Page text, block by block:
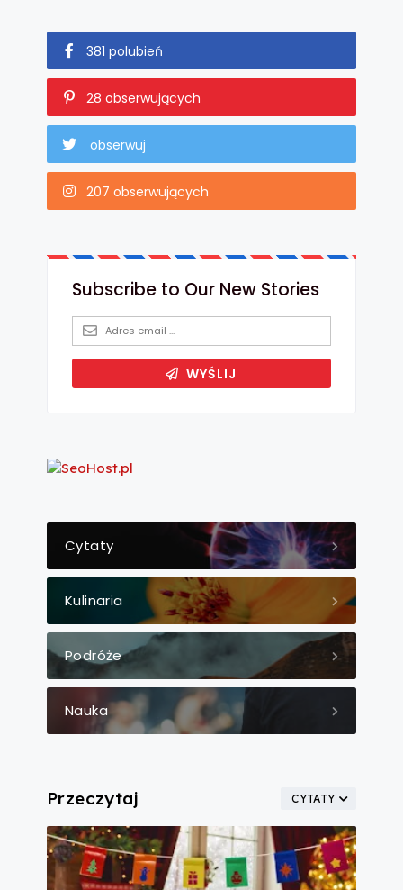
381 polubień
28 obserwujących
obserwuj
207 obserwujących
Cytaty
Kulinaria
Podróże
Nauka
CYTATY
Przeczytaj